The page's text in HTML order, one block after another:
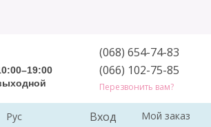
(068) 654-74-83
(066) 102-75-85
Перезвонить вам?
Рус Вход Мой заказ